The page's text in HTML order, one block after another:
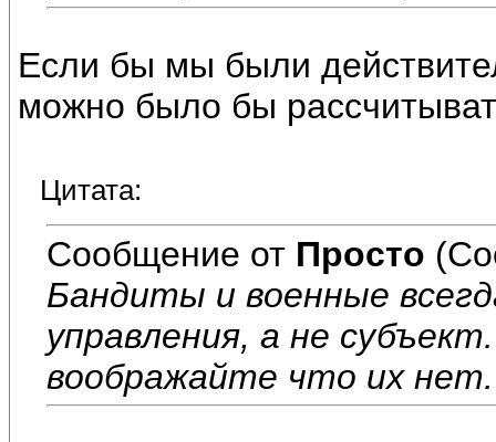
Если бы мы были
можно было бы
Цитата:
Сообщение от Просто
Бандиты и военные
управления, а не
воображайте что их нет.